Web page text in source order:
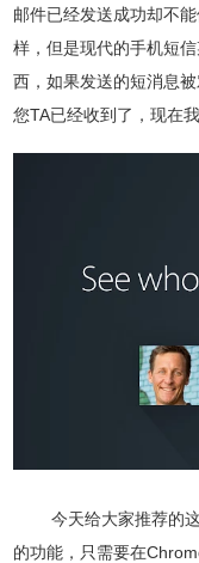
邮件已经发送成功却不
样，但是现代的手机短
西，如果发送的短消息
您TA已经收到了，现在
今天给大家推荐的
的功能，只需要在